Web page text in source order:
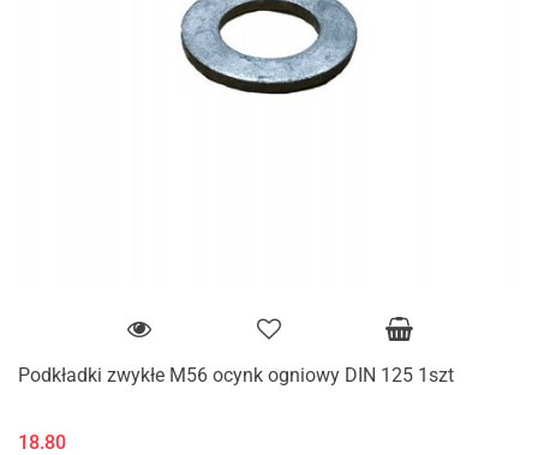
Podkładki zwykłe M56 ocynk ogniowy DIN 125 1szt
18.80